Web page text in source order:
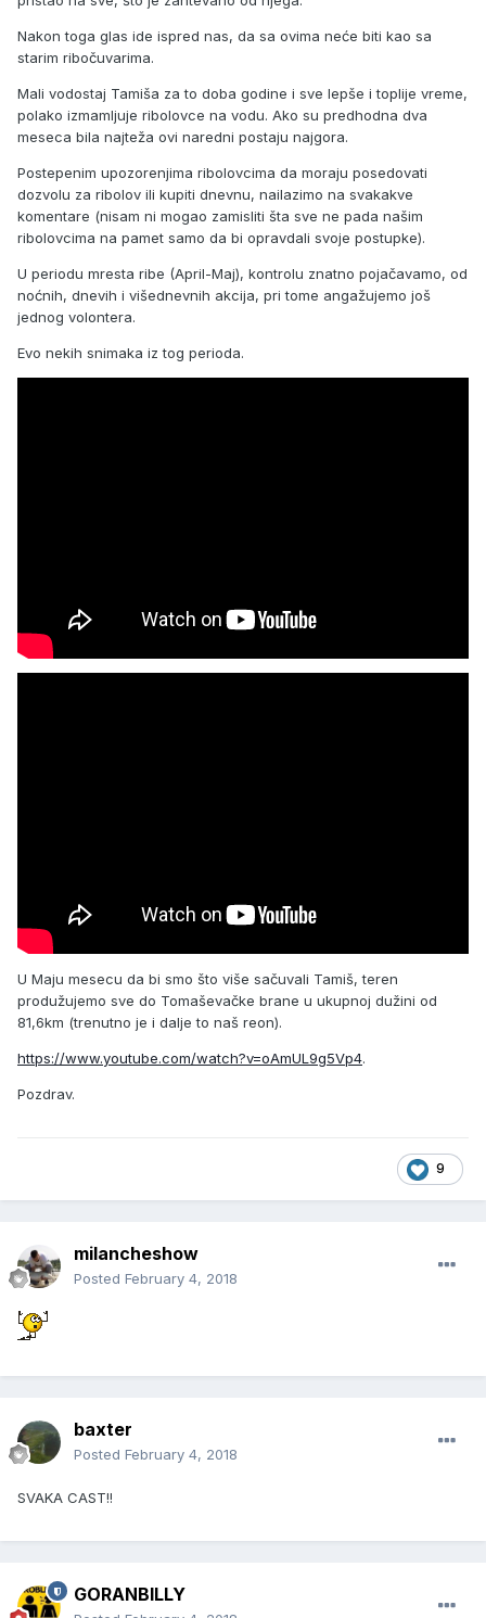
Nakon toga glas ide ispred nas, da sa ovima neće biti kao sa
starim ribočuvarima.
Mali vodostaj Tamiša za to doba godine i sve lepše i toplije vreme,
polako izmamljuje ribolovce na vodu. Ako su predhodna dva
meseca bila najteža ovi naredni postaju najgora.
Postepenim upozorenjima ribolovcima da moraju posedovati
dozvolu za ribolov ili kupiti dnevnu, nailazimo na svakakve
komentare (nisam ni mogao zamisliti šta sve ne pada našim
ribolovcima na pamet samo da bi opravdali svoje postupke).
U periodu mresta ribe (April-Maj), kontrolu znatno pojačavamo, od
noćnih, dnevih i višednevnih akcija, pri tome angažujemo još
jednog volontera.
Evo nekih snimaka iz tog perioda.
U Maju mesecu da bi smo što više sačuvali Tamiš, teren
produžujemo sve do Tomaševačke brane u ukupnoj dužini od
81,6km (trenutno je i dalje to naš reon).
https://www.youtube.com/watch?v=oAmUL9g5Vp4.
Pozdrav.
9
milancheshow
Posted February 4, 2018
baxter
Posted February 4, 2018
SVAKA CAST!!
GORANBILLY